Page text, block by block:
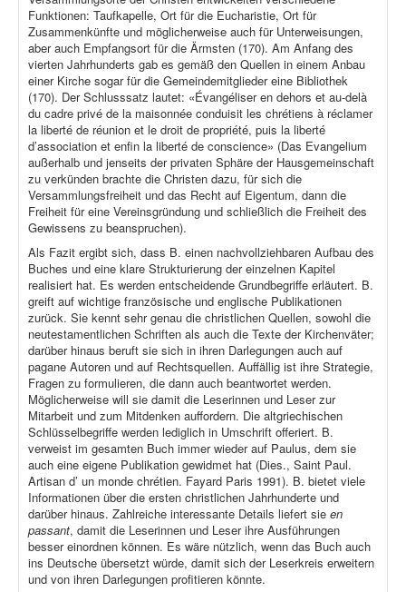
Funktionen: Taufkapelle, Ort für die Eucharistie, Ort für
Zusammenkünfte und möglicherweise auch für Unterweisungen,
aber auch Empfangsort für die Ärmsten (170). Am Anfang des
vierten Jahrhunderts gab es gemäß den Quellen in einem Anbau
einer Kirche sogar für die Gemeindemitglieder eine Bibliothek
(170). Der Schlusssatz lautet: «Évangéliser en dehors et au-delà
du cadre privé de la maisonnée conduisit les chrétiens à réclamer
la liberté de réunion et le droit de propriété, puis la liberté
d’association et enfin la liberté de conscience» (Das Evangelium
außerhalb und jenseits der privaten Sphäre der Hausgemeinschaft
zu verkünden brachte die Christen dazu, für sich die
Versammlungsfreiheit und das Recht auf Eigentum, dann die
Freiheit für eine Vereinsgründung und schließlich die Freiheit des
Gewissens zu beanspruchen).
Als Fazit ergibt sich, dass B. einen nachvollziehbaren Aufbau des
Buches und eine klare Strukturierung der einzelnen Kapitel
realisiert hat. Es werden entscheidende Grundbegriffe erläutert. B.
greift auf wichtige französische und englische Publikationen
zurück. Sie kennt sehr genau die christlichen Quellen, sowohl die
neutestamentlichen Schriften als auch die Texte der Kirchenväter;
darüber hinaus beruft sie sich in ihren Darlegungen auch auf
pagane Autoren und auf Rechtsquellen. Auffällig ist ihre Strategie,
Fragen zu formulieren, die dann auch beantwortet werden.
Möglicherweise will sie damit die Leserinnen und Leser zur
Mitarbeit und zum Mitdenken auffordern. Die altgriechischen
Schlüsselbegriffe werden lediglich in Umschrift offeriert. B.
verweist im gesamten Buch immer wieder auf Paulus, dem sie
auch eine eigene Publikation gewidmet hat (Dies., Saint Paul.
Artisan d’ un monde chrétien. Fayard Paris 1991). B. bietet viele
Informationen über die ersten christlichen Jahrhunderte und
darüber hinaus. Zahlreiche interessante Details liefert sie en
passant, damit die Leserinnen und Leser ihre Ausführungen
besser einordnen können. Es wäre nützlich, wenn das Buch auch
ins Deutsche übersetzt würde, damit sich der Leserkreis erweitern
und von ihren Darlegungen profitieren könnte.